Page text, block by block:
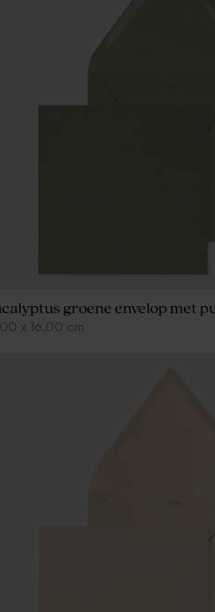
groene envelop met
x 16,00 cm